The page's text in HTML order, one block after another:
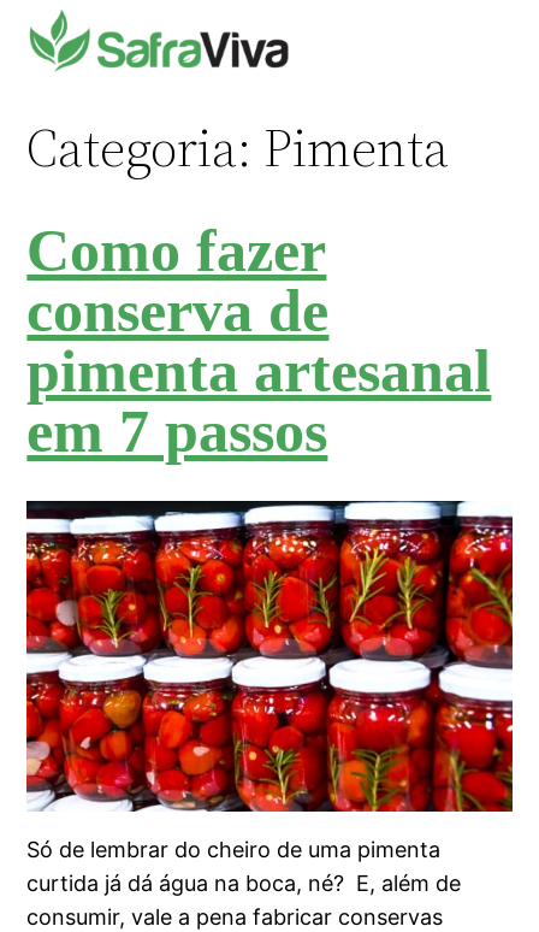
para
Categoria: Pimenta
Como fazer
conserva de
pimenta artesanal
em 7 passos
Só de lembrar do cheiro de uma pimenta
curtida já dá água na boca, né? E, além de
consumir, vale a pena fabricar conservas